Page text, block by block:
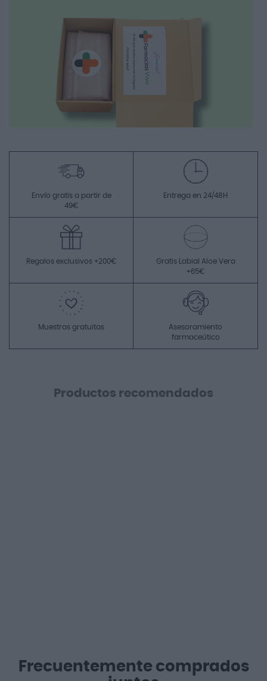
Envío gratis a partir de
49€
Entrega en 24/48H
Regalos exclusivos +200€
Gratis Labial Aloe Vera
+65€
Muestras gratuitas
Asesoramiento
farmaceútico
Productos recomendados
Frecuentemente comprados